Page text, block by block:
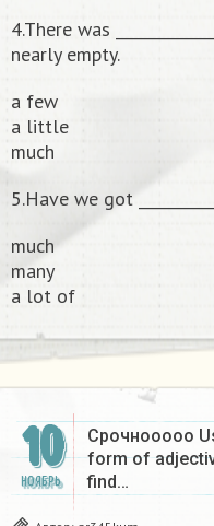
4.There was
nearly empty.
a few
a little
much
5.Have we got
much
many
a lot of​
10
НОЯБРЬ
Срочнооооо
form of
find…